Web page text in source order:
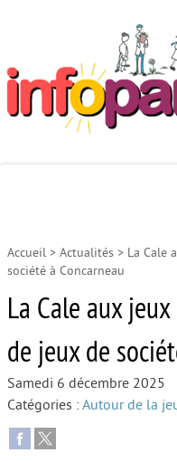
Autour
Accueil > Actualités > La Cale
société à Concarneau
La Cale aux
de jeux de
Samedi 6 décembre 2025
Catégories :Autour de la